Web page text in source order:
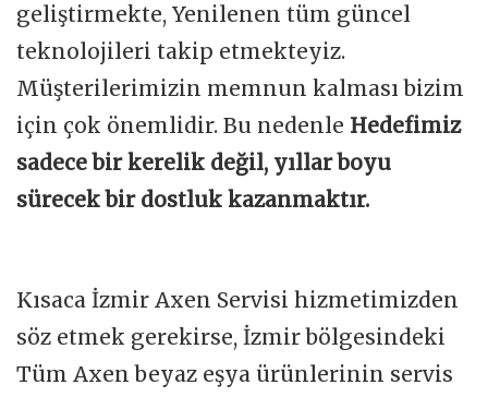
geliştirmekte, Yenilenen tüm güncel
teknolojileri takip etmekteyiz.
Müşterilerimizin memnun kalması bizim
için çok önemlidir. Bu nedenle Hedefimiz
sadece bir kerelik değil, yıllar boyu
sürecek bir dostluk kazanmaktır.
Kısaca İzmir Axen Servisi hizmetimizden
söz etmek gerekirse, İzmir bölgesindeki
Tüm Axen beyaz eşya ürünlerinin servis